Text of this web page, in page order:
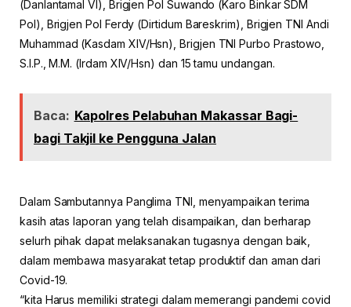
(Danlantamal VI), Brigjen Pol Suwando (Karo Binkar SDM
Pol), Brigjen Pol Ferdy (Dirtidum Bareskrim), Brigjen TNI Andi
Muhammad (Kasdam XIV/Hsn), Brigjen TNI Purbo Prastowo,
S.I.P., M.M. (Irdam XIV/Hsn) dan 15 tamu undangan.
Baca: Kapolres Pelabuhan Makassar Bagi-
bagi Takjil ke Pengguna Jalan
Dalam Sambutannya Panglima TNI, menyampaikan terima
kasih atas laporan yang telah disampaikan, dan berharap
selurh pihak dapat melaksanakan tugasnya dengan baik,
dalam membawa masyarakat tetap produktif dan aman dari
Covid-19.
“kita Harus memiliki strategi dalam memerangi pandemi covid